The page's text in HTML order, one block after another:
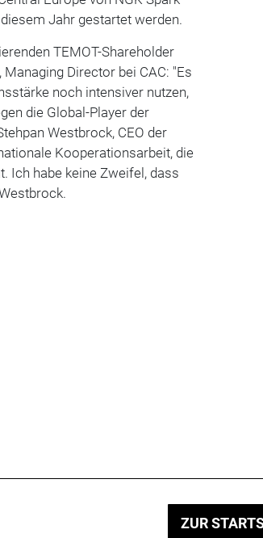
Jahr gestartet werden.
TEMOT-Shareholder
Director bei CAC: "Es
noch intensiver nutzen,
die Global-Player der
Westbrock, CEO der
Kooperationsarbeit, die
Ich habe keine Zweifel, dass
ZUR